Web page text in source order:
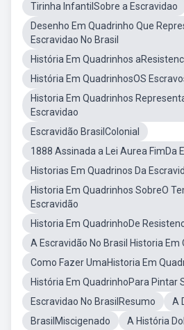
Tirinha InfantilSobre a Escravidao
Desenho Em Quadrinho Que
Escravidao No Brasil
História Em Quadrinhos
História Em QuadrinhosOS
Historia Em Quadrinhos
Escravidao
Escravidão BrasilColonial
1888 Assinada a Lei Aurea FimDa
Historias Em Quadrinos Da
Historia Em Quadrinhos SobreO
Escravidão
Historia Em QuadrinhoDe
A Escravidão No Brasil Historia Em
Como Fazer UmaHistoria Em
História Em QuadrinhoPara Pintar
Escravidao No BrasilResumo
A
BrasilMiscigenado
A História